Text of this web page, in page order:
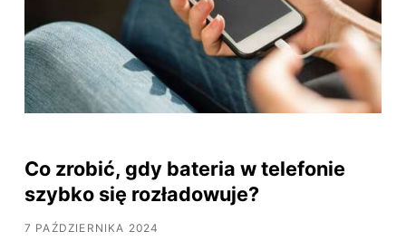
Co zrobić, gdy bateria w telefonie
szybko się rozładowuje?
7 PAŹDZIERNIKA 2024